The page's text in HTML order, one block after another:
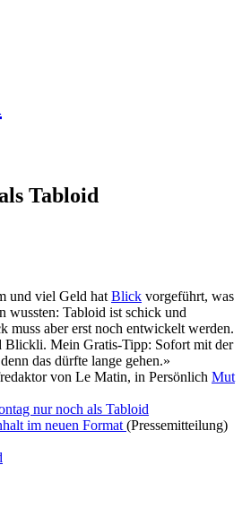
Tabloid
und viel Geld hat Blick vorgeführt, was
wussten: Tabloid ist schick und
muss aber erst noch entwickelt werden.
Blickli. Mein Gratis-Tipp: Sofort mit der
das dürfte lange gehen.»
von Le Matin, in Persönlich Mut
nur noch als Tabloid
im neuen Format (Pressemitteilung)